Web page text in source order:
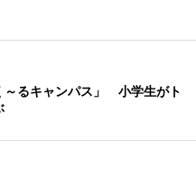
～るキャンパス」 小学生がト